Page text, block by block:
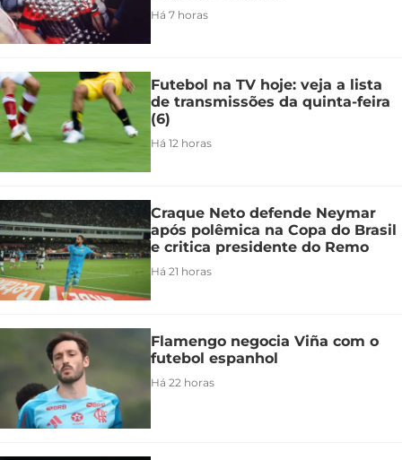
Há 7 horas
Futebol na TV hoje: veja a lista
de transmissões da quinta-feira
(6)
Há 12 horas
Craque Neto defende Neymar
após polêmica na Copa do Brasil
e critica presidente do Remo
Há 21 horas
Flamengo negocia Viña com o
futebol espanhol
Há 22 horas